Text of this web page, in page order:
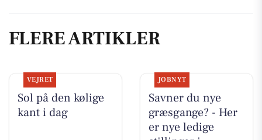
FLERE ARTIKLER
VEJRET
Sol på den kølige
kant i dag
JOBNYT
Savner du nye
græsgange? - Her
er nye ledige